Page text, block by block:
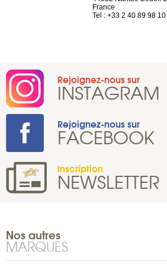
France
Tel : +33 2 40 89 98 10
Rejoignez-nous sur
INSTAGRAM
Rejoignez-nous sur
FACEBOOK
Inscription
NEWSLETTER
Nos autres
MARQUES